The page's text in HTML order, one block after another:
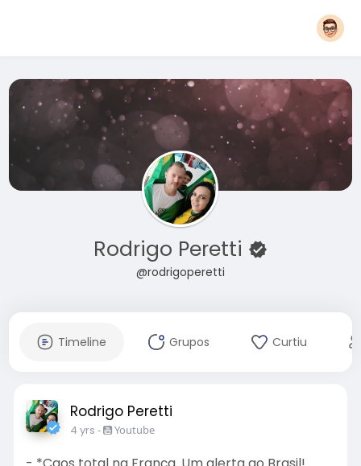
Rodrigo Peretti
@rodrigoperetti
Timeline Grupos Curtiu
Rodrigo Peretti
4 yrs - Youtube